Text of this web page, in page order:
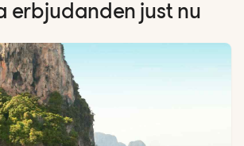
erbjudanden just nu